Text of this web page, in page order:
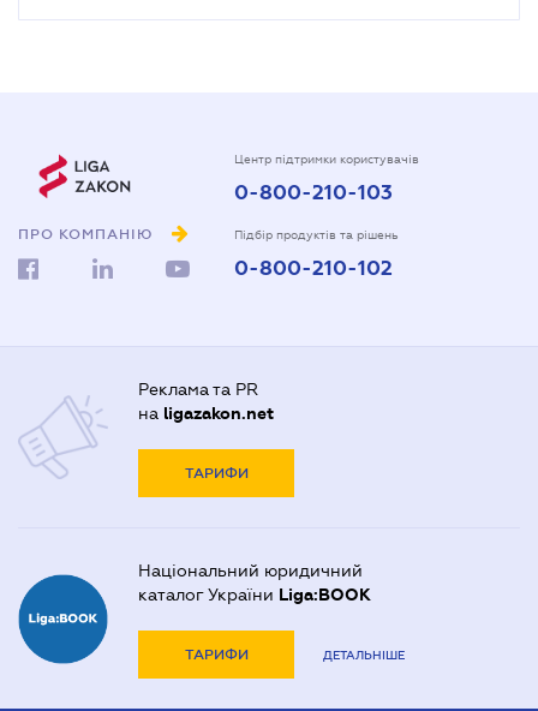
ПРО КОМПАНІЮ
Центр підтримки користувачів
0-800-210-103
Підбір продуктів та рішень
0-800-210-102
Реклама та PR
на ligazakon.net
ТАРИФИ
Національний юридичний
каталог України Liga:BOOK
ТАРИФИ ДЕТАЛЬНІШЕ